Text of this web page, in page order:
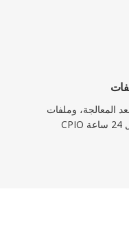
المعالجة، وملفات